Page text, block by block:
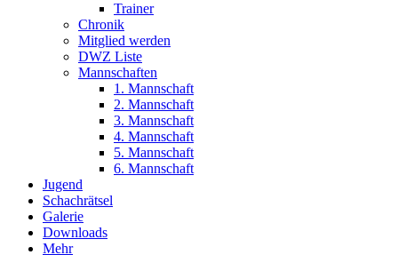
Trainer
Chronik
Mitglied werden
DWZ Liste
Mannschaften
1. Mannschaft
2. Mannschaft
3. Mannschaft
4. Mannschaft
5. Mannschaft
6. Mannschaft
Jugend
Schachrätsel
Galerie
Downloads
Mehr